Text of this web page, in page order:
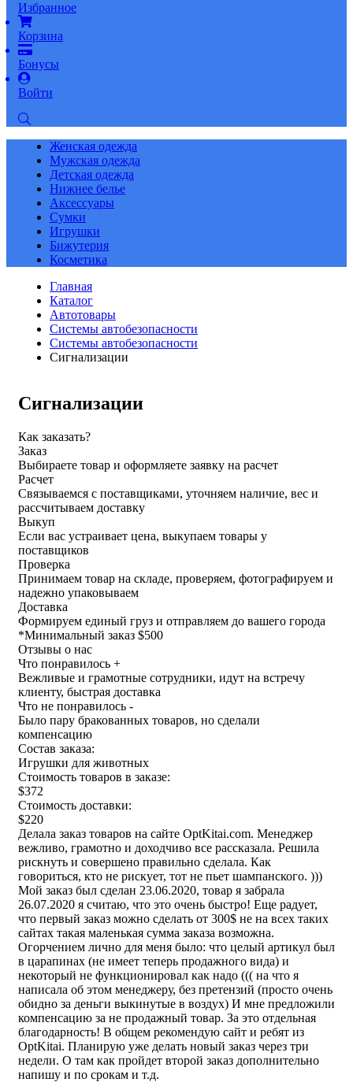
Избранное
Корзина
Бонусы
Войти
Женская одежда
Мужская одежда
Детская одежда
Нижнее белье
Аксессуары
Сумки
Игрушки
Бижутерия
Косметика
Главная
Каталог
Автотовары
Системы автобезопасности
Системы автобезопасности
Сигнализации
Сигнализации
Как заказать?
Заказ
Выбираете товар и оформляете заявку на расчет
Расчет
Связываемся с поставщиками, уточняем наличие, вес и
рассчитываем доставку
Выкуп
Если вас устраивает цена, выкупаем товары у
поставщиков
Проверка
Принимаем товар на складе, проверяем, фотографируем и
надежно упаковываем
Доставка
Формируем единый груз и отправляем до вашего города
*Минимальный заказ $500
Отзывы о нас
Что понравилось +
Вежливые и грамотные сотрудники, идут на встречу
клиенту, быстрая доставка
Что не понравилось -
Было пару бракованных товаров, но сделали
компенсацию
Состав заказа:
Игрушки для животных
Стоимость товаров в заказе:
$372
Стоимость доставки:
$220
Делала заказ товаров на сайте OptKitai.com. Менеджер
вежливо, грамотно и доходчиво все рассказала. Решила
рискнуть и совершено правильно сделала. Как
говориться, кто не рискует, тот не пьет шампанского. )))
Мой заказ был сделан 23.06.2020, товар я забрала
26.07.2020 я считаю, что это очень быстро! Еще радует,
что первый заказ можно сделать от 300$ не на всех таких
сайтах такая маленькая сумма заказа возможна.
Огорчением лично для меня было: что целый артикул был
в царапинах (не имеет теперь продажного вида) и
некоторый не функционировал как надо ((( на что я
написала об этом менеджеру, без претензий (просто очень
обидно за деньги выкинутые в воздух) И мне предложили
компенсацию за не продажный товар. За это отдельная
благодарность! В общем рекомендую сайт и ребят из
OptKitai. Планирую уже делать новый заказ через три
недели. О там как пройдет второй заказ дополнительно
напишу и по срокам и т.д.